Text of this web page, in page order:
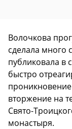
Волочкова
сделала много
публиковала в
быстро
вторжение на
Свято-
монастыря.